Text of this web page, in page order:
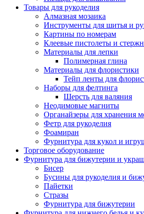
Товары для рукоделия
Алмазная мозаика
Инструменты для шитья и
Картины по номерам
Клеевые пистолеты и
Материалы для лепки
Полимерная глина
Материалы для флористики
Тейп ленты для
Наборы для фелтинга
Шерсть для валяния
Неодимовые магниты
Органайзеры для хранения
Фетр для рукоделия
Фоамиран
Фурнитура для кукол и
Торговое оборудование
Фурнитура для бижутерии и
Бисер
Бусины для рукоделия и
Пайетки
Стразы
Фурнитура для бижутерии